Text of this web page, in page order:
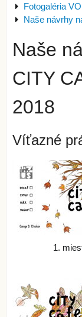
Fotogaléria
Naše návrhy
Naše
CITY
2018
Víťazné
1.